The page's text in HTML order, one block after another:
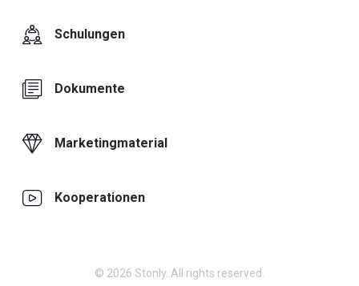
Schulungen
Dokumente
Marketingmaterial
Kooperationen
© 2026 Stonly. All rights reserved.